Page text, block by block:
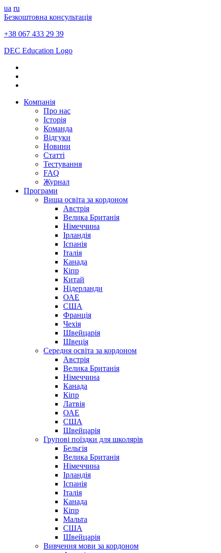
ua ru
Безкоштовна консультація
+38 067 433 29 39
DEC Education Logo
Компанія
Про нас
Історія
Команда
Відгуки
Новини
Статті
Тестування
FAQ
Журнал
Програми
Вища освіта за кордоном
Австрія
Велика Британія
Німеччина
Ірландія
Іспанія
Італія
Канада
Кіпр
Китай
Нідерланди
ОАЕ
США
Франція
Чехія
Швейцарія
Швеція
Середня освіта за кордоном
Австрія
Велика Британія
Німеччина
Канада
Кіпр
Латвія
ОАЕ
США
Швейцарія
Групові поїздки для школярів
Бельгія
Велика Британія
Німеччина
Ірландія
Іспанія
Італія
Канада
Кіпр
Мальта
США
Швейцарія
Вивчення мови за кордоном